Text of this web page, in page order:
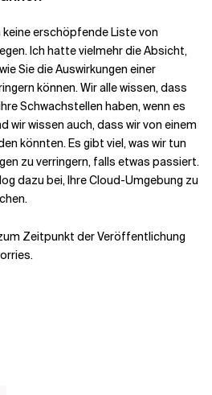
erschöpfende Liste von
Ich hatte vielmehr die Absicht,
Sie die Auswirkungen einer
können. Wir alle wissen, dass
Schwachstellen haben, wenn es
wir wissen auch, dass wir von einem
könnten. Es gibt viel, was wir tun
zu verringern, falls etwas passiert.
dazu bei, Ihre Cloud-Umgebung zu
Zeitpunkt der Veröffentlichung